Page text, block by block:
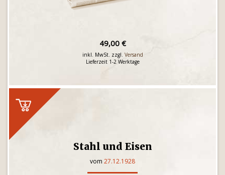
49,00 €
inkl. MwSt. zzgl. Versand
Lieferzeit 1-2 Werktage
Stahl und Eisen
vom 27.12.1928